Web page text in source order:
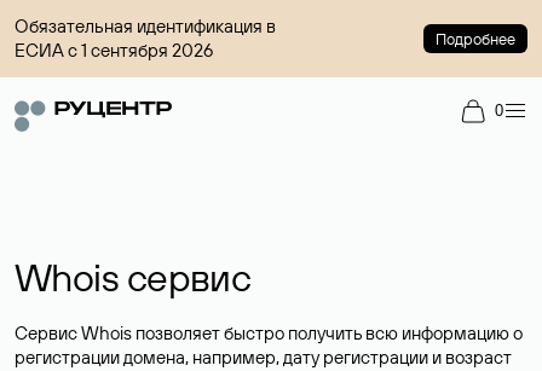
Обязательная идентификация в
ЕСИА с 1 сентября 2026
Подробнее
0
Whois сервис
Сервис Whois позволяет быстро получить всю информацию о
регистрации домена, например, дату регистрации и возраст